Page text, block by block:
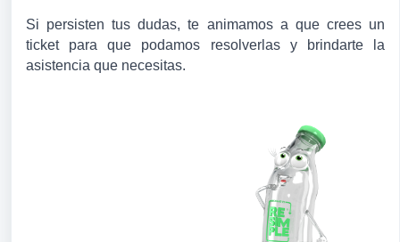
Si persisten tus dudas, te animamos a que crees un
ticket para que podamos resolverlas y brindarte la
asistencia que necesitas.